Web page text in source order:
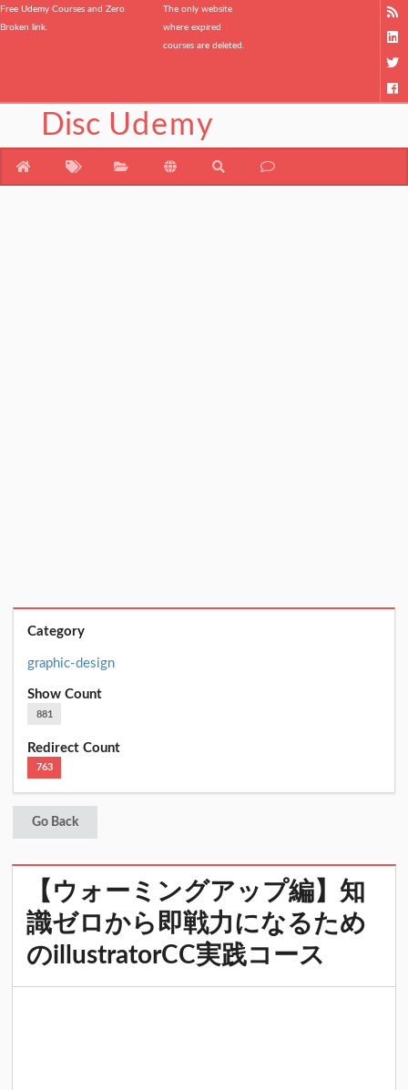
Free Udemy Courses and Zero
Broken link.
The only website
where expired
courses are deleted.
Disc Udemy
Category
graphic-design
Show Count
881
Redirect Count
763
Go Back
【ウォーミングアップ編】知
識ゼロから即戦力になるため
のillustratorCC実践コース